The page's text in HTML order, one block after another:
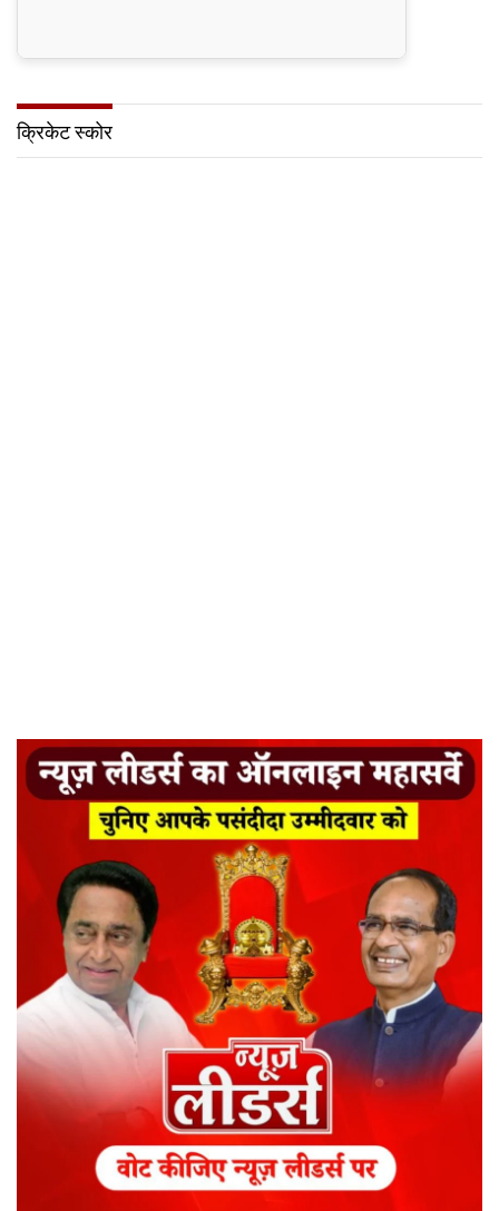
क्रिकेट स्कोर